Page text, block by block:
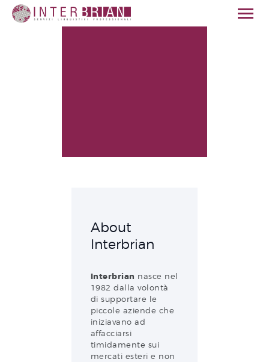
ITALIANOAbout
Interbrian
Interbrian nasce nel
1982 dalla volontà
di supportare le
piccole aziende che
iniziavano ad
affacciarsi
timidamente sui
mercati esteri e non